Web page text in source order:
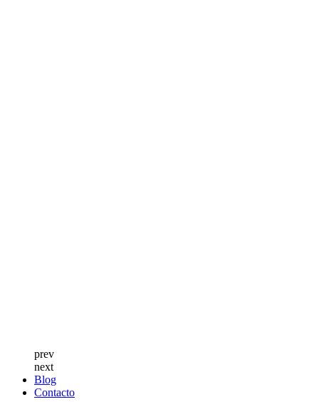
prev
next
Blog
Contacto